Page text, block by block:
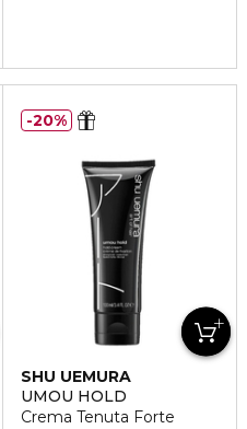
SHU UEMURA
UMOU HOLD
Crema Tenuta Forte
20%